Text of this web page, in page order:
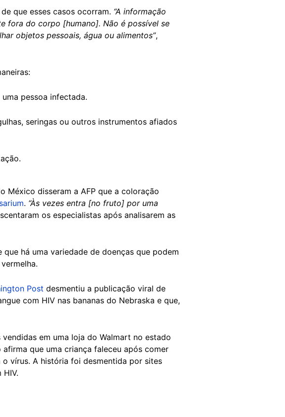
que esses casos ocorram. “A informação
fora do corpo [humano]. Não é possível se
objetos pessoais, água ou alimentos”,
pessoa infectada.
seringas ou outros instrumentos afiados
México disseram a AFP que a coloração
. “Às vezes entra [no fruto] por uma
os especialistas após analisarem as
que há uma variedade de doenças que podem
Post desmentiu a publicação viral de
com HIV nas bananas do Nebraska e que,
em uma loja do Walmart no estado
que uma criança faleceu após comer
vírus. A história foi desmentida por sites
HIV.